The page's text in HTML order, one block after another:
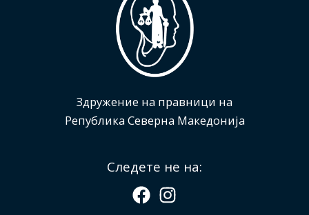
Здружение на правници на
Република Северна Македонија
Следете не на: